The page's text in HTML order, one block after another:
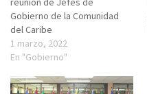
Gobierno de la Comunidad
del Caribe
1 marzo, 2022
En "Gobierno"